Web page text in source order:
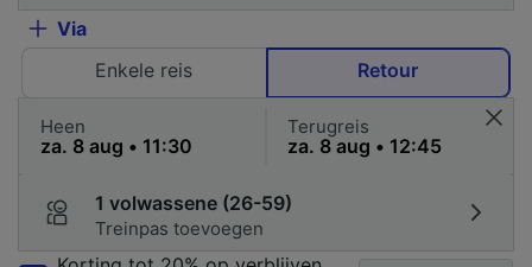
Via
Enkele reis
Retour
Heen Terugreis
1 volwassene (26-59)
Treinpas toevoegen